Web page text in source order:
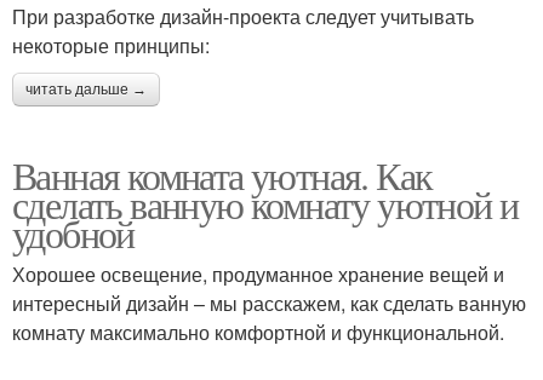
При разработке дизайн-проекта следует учитывать
некоторые принципы:
читать дальше →
Ванная комната уютная. Как
сделать ванную комнату уютной и
удобной
Хорошее освещение, продуманное хранение вещей и
интересный дизайн – мы расскажем, как сделать ванную
комнату максимально комфортной и функциональной.